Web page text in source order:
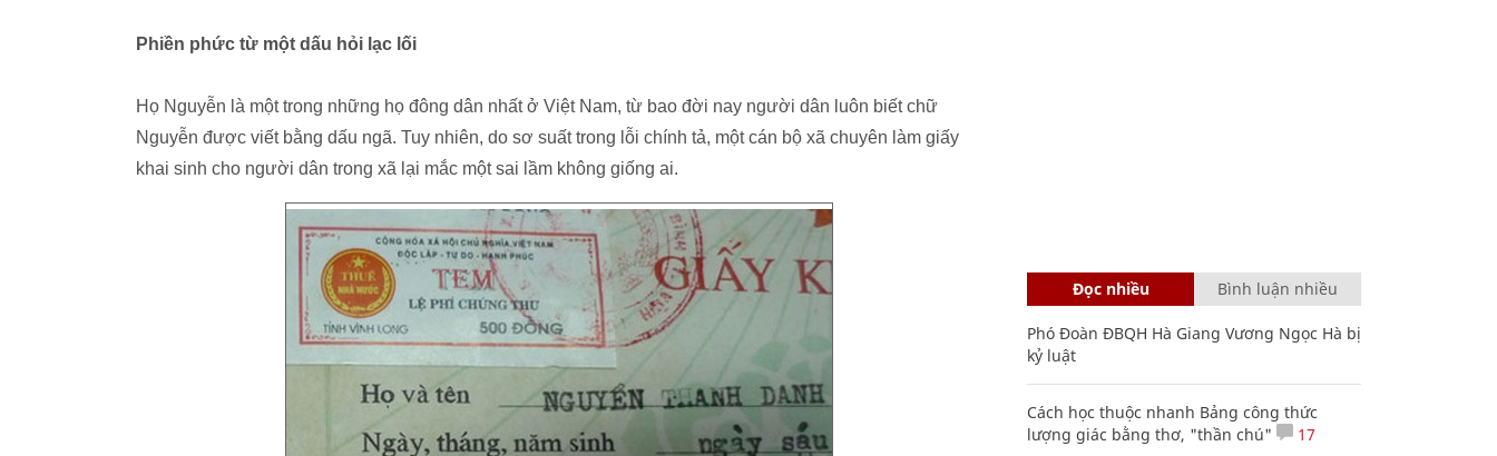
Phiền phức từ một dấu hỏi lạc lối
Họ Nguyễn là một trong những họ đông dân nhất ở Việt Nam, từ bao đời nay người dân luôn biết chữ
Nguyễn được viết bằng dấu ngã. Tuy nhiên, do sơ suất trong lỗi chính tả, một cán bộ xã chuyên làm giấy
khai sinh cho người dân trong xã lại mắc một sai lầm không giống ai.
Đọc nhiều Bình luận nhiều
Phó Đoàn ĐBQH Hà Giang Vương Ngọc Hà bị
kỷ luật
Cách học thuộc nhanh Bảng công thức
lượng giác bằng thơ, "thần chú"
17